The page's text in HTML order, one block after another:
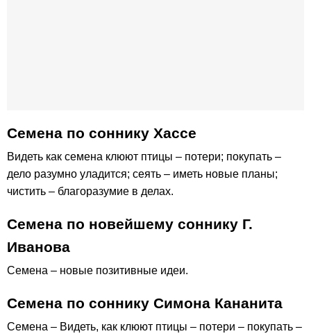
Семена по соннику Хассе
Видеть как семена клюют птицы – потери; покупать –
дело разумно уладится; сеять – иметь новые планы;
чистить – благоразумие в делах.
Семена по новейшему соннику Г.
Иванова
Семена – новые позитивные идеи.
Семена по соннику Симона Кананита
Семена – Видеть, как клюют птицы – потери – покупать –